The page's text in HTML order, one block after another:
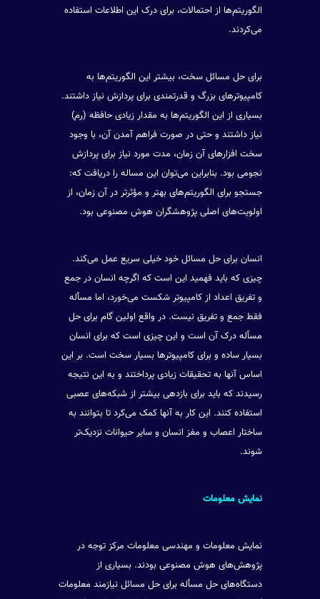
الگوریتم‌ها از احتمالات، برای درک این اطلاعات استفاده
می‌کردند.
برای حل مسائل سخت، بیشتر این الگوریتم‌ها به
کامپیوترهای بزرگ و قدرتمندی برای پردازش نیاز داشتند.
بسیاری از این الگوریتم‌ها به مقدار زیادی حافظه (رم)
نیاز داشتند و حتی در صورت فراهم آمدن آن، با وجود
سخت افزارهای آن زمان، مدت مورد نیاز برای پردازش
نجومی بود. بنابراین می‌توان این مساله را دریافت که:
جستجو برای الگوریتم‌های بهتر و مؤثرتر در آن زمان، از
اولویت‌های اصلی پژوهشگران هوش مصنوعی بود.
انسان برای حل مسائل خود خیلی سریع عمل می‌کند.
چیزی که باید فهمید این است که اگرچه انسان در جمع
و تفریق اعداد از کامپیوتر شکست می‌خورد، اما مسأله
فقط جمع و تفریق نیست. در واقع اولین گام برای حل
مسأله درک آن است و این چیزی است که برای انسان
بسیار ساده و برای کامپیوترها بسیار سخت است. بر این
اساس آنها به تحقیقات زیادی پرداختند و به این نتیجه
رسیدند که باید برای بازدهی بیشتر از شبکه‌های عصبی
استفاده کنند. این کار به آنها کمک می‌کرد تا بتوانند به
ساختار اعصاب و مغز انسان و سایر حیوانات نزدیک‌تر
شوند.
نمایش معلومات
نمایش معلومات و مهندسی معلومات مرکز توجه در
پژوهش‌های هوش مصنوعی بودند. بسیاری از
دستگاه‌های حل مسأله برای حل مسائل نیازمند معلومات